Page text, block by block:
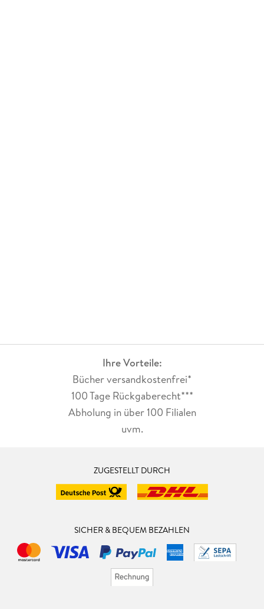
Ihre Vorteile:
Bücher versandkostenfrei*
100 Tage Rückgaberecht***
Abholung in über 100 Filialen
uvm.
ZUGESTELLT DURCH
SICHER & BEQUEM BEZAHLEN